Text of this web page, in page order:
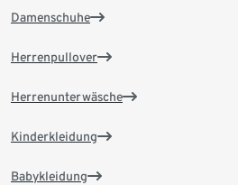
Damenschuhe
Herrenpullover
Herrenunterwäsche
Kinderkleidung
Babykleidung